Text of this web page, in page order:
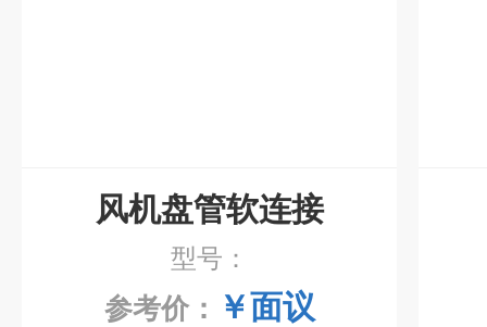
风机盘管软连接
型号：
参考价： ￥面议